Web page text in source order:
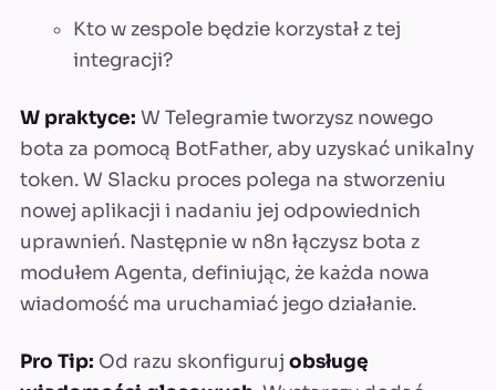
Kto w zespole będzie korzystał z tej
integracji?
W praktyce: W Telegramie tworzysz nowego
bota za pomocą BotFather, aby uzyskać unikalny
token. W Slacku proces polega na stworzeniu
nowej aplikacji i nadaniu jej odpowiednich
uprawnień. Następnie w n8n łączysz bota z
modułem Agenta, definiując, że każda nowa
wiadomość ma uruchamiać jego działanie.
Pro Tip: Od razu skonfiguruj obsługę